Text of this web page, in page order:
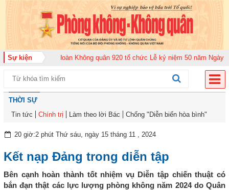
Sự kiệnTrung đoàn Không quân 920 tổ chức Lễ kỷ niệm 50 năm Ngày
THỜI SỰ
Tin tức
Chính trị Làm theo lời Bác Chống "Diễn biến hòa bình"
20 giờ:2 phút Thứ sáu, ngày 15 tháng 11 , 2024
Kết nạp Đảng trong diễn tập
Bên cạnh hoàn thành tốt nhiệm vụ Diễn tập chiến thuật có
bắn đạn thật các lực lượng phòng không năm 2024 do Quân